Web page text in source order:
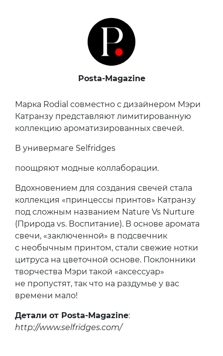
Posta-Magazine
Марка Rodial совместно с дизайнером Мэри
Катранзу представляют лимитированную
коллекцию ароматизированных свечей.
В универмаге Selfridges
поощряют модные коллаборации.
Вдохновением для создания свечей стала
коллекция «принцессы принтов» Катранзу
под сложным названием Nature Vs Nurture
(Природа vs. Воспитание). В основе аромата
свечи, «заключенной» в подсвечник
с необычным принтом, стали свежие нотки
цитруса на цветочной основе. Поклонники
творчества Мэри такой «аксессуар»
не пропустят, так что на раздумье у вас
времени мало!
Детали от Posta-Magazine:
http://www.selfridges.com/